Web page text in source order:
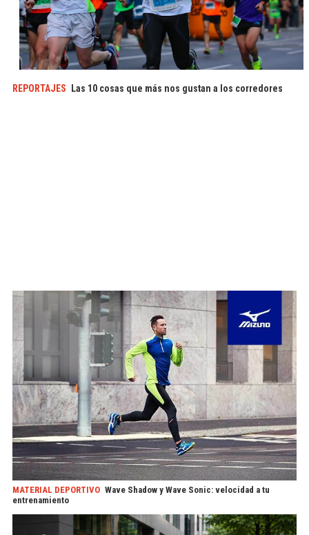
REPORTAJES Las 10 cosas que más nos gustan a los corredores
MATERIAL DEPORTIVO Wave Shadow y Wave Sonic: velocidad a tu
entrenamiento